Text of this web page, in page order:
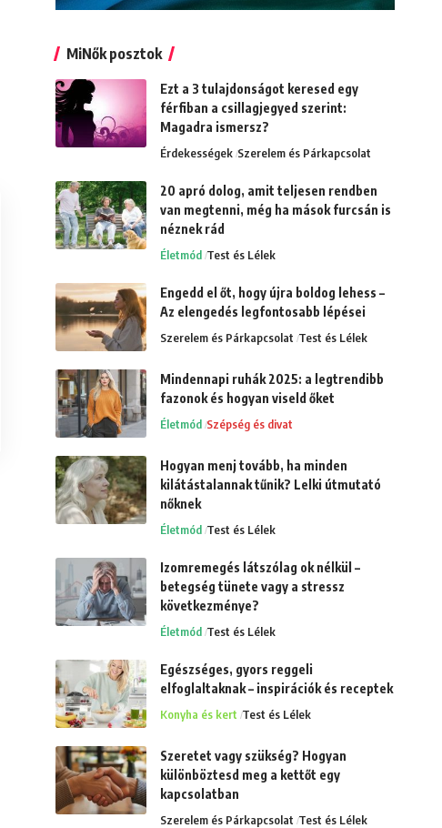
MiNők posztok
Ezt a 3 tulajdonságot keresed egy
férfiban a csillagjegyed szerint:
Magadra ismersz?
Érdekességek Szerelem és Párkapcsolat
20 apró dolog, amit teljesen rendben
van megtenni, még ha mások furcsán is
néznek rád
Életmód Test és Lélek
Engedd el őt, hogy újra boldog lehess –
Az elengedés legfontosabb lépései
Szerelem és Párkapcsolat Test és Lélek
Mindennapi ruhák 2025: a legtrendibb
fazonok és hogyan viseld őket
Életmód Szépség és divat
Hogyan menj tovább, ha minden
kilátástalannak tűnik? Lelki útmutató
nőknek
Életmód Test és Lélek
Izomremegés látszólag ok nélkül –
betegség tünete vagy a stressz
következménye?
Életmód Test és Lélek
Egészséges, gyors reggeli
elfoglaltaknak – inspirációk és receptek
Konyha és kert Test és Lélek
Szeretet vagy szükség? Hogyan
különböztesd meg a kettőt egy
kapcsolatban
Szerelem és Párkapcsolat Test és Lélek